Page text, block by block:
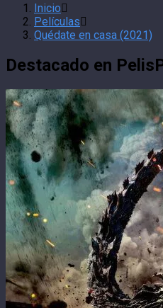
Inicio
Películas
Quédate en casa (2021)
Destacado en